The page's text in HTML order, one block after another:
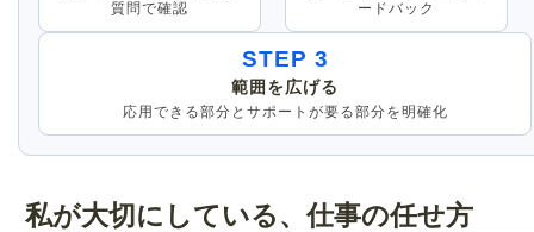
質問で確認
ードバック
STEP 3
範囲を広げる
応用できる部分とサポートが要る部分を明確化
私が大切にしている、仕事の任せ方